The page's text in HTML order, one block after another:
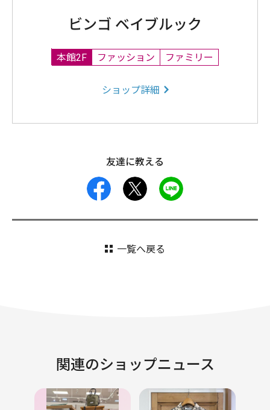
ビンゴ ベイブルック
本館2F ファッション ファミリー
ショップ詳細
友達に教える
facebook
一覧へ戻る
関連のショップニュース